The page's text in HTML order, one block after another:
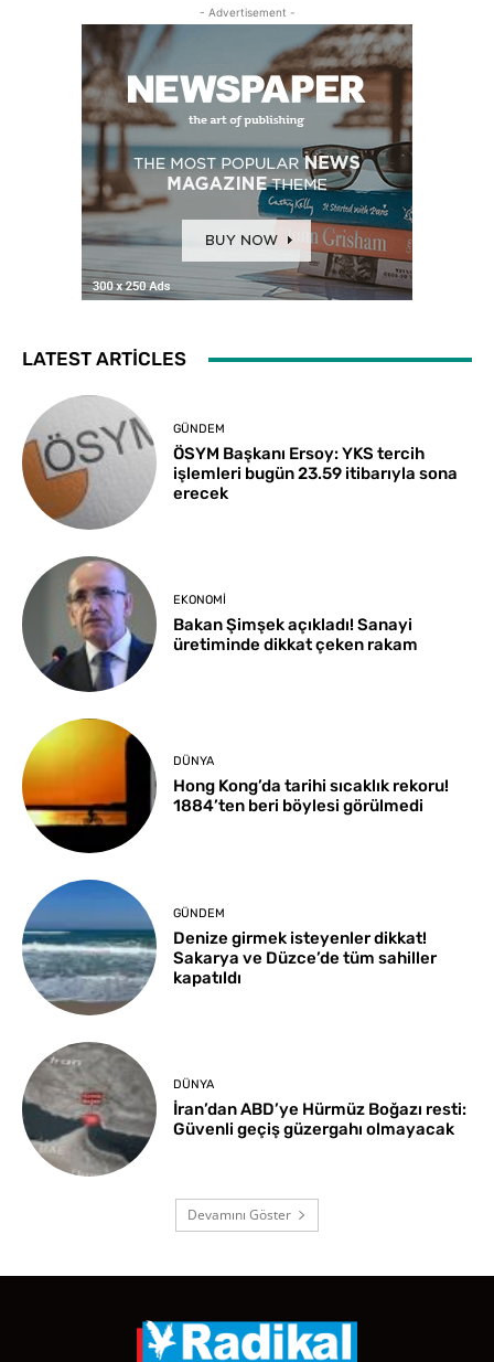
- Advertisement -
LATEST ARTICLES
GÜNDEM
ÖSYM Başkanı Ersoy: YKS tercih
işlemleri bugün 23.59 itibarıyla sona
erecek
EKONOMI
Bakan Şimşek açıkladı! Sanayi
üretiminde dikkat çeken rakam
DÜNYA
Hong Kong’da tarihi sıcaklık rekoru!
1884’ten beri böylesi görülmedi
GÜNDEM
Denize girmek isteyenler dikkat!
Sakarya ve Düzce’de tüm sahiller
kapatıldı
DÜNYA
İran’dan ABD’ye Hürmüz Boğazı resti:
Güvenli geçiş güzergahı olmayacak
Devamını Göster